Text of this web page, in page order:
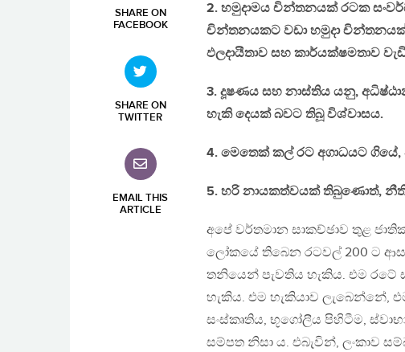
SHARE ON
FACEBOOK
SHARE ON
TWITTER
EMAIL THIS
ARTICLE
2. හමුදාමය චින්තනයක් රටක
චින්තනයකට වඩා හමුදා
ඵලදායීතාව සහ කාර්යක්ෂමතාව
3. දූෂණය සහ නාස්තිය යනු,
හැකි දෙයක් බවට තිබූ විශ්වාසය.
4. මෙතෙක් කල් රට අගාධයට
5. හරි නායකත්වයක් තිබුණොත්,
අපේ වර්තමාන සාකච්ඡාව තුළ
ලෝකයේ තිබෙන රටවල් 200 ට
තනියෙන් පැවතිය හැකිය. එම රටේ
හැකිය. එම හැකියාව ලැබෙන්නේ,
සංස්කෘතිය, භූගෝලීය පිහිටීම,
සම්පත නිසා ය. එබැවින්, ලංකාව